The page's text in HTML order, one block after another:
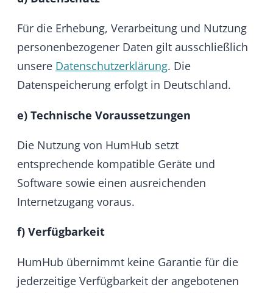
Teile davon von jedem Ort aus verfügbar
gemacht werden und genutzt werden können.
g) Leistungsverzögerungen
Das kostenlose Hosting wird dem Kunden
unmittelbar nach der Erstellung einer Instanz
zur Verfügung gestellt. Die kostenpflichtigen
Leistungen jeweils nach Eingabe der
Zahlungsinformationen und Absendundung
der Zahlung.
Leistungsverzögerungen aufgrund höherer
Gewalt und aufgrund von außergewöhnlichen
auch durch äußerste Sorgfalt von HumHub
gehören insbesondere Streiks, behördliche
oder gerichtliche Anordnungen und Fälle nicht